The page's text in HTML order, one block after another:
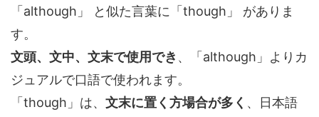
「although」 と似た言葉に「though」 がありま
す。
文頭、文中、文末で使用でき 、「although」よりカ
ジュアルで口語で使われます。
「though」は、 文末に置く方場合が多く 、日本語